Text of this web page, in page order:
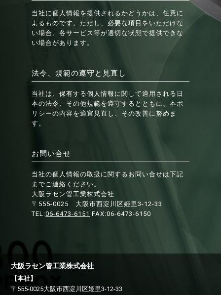
当社に個人情報を提供されるかどうかは、任意に
よるものです。ただし、必要な項目をいただけな
い場合、各サービス等が適切な状態で提供できな
い場合があります。
法令、規範の遵守と見直し
当社は、保有する個人情報に関して適用される日
本の法令、その他規範を遵守するとともに、本ポ
リシーの内容を適宜見直し、その改善に努めま
す。
お問い合せ
当社の個人情報の取扱に関するお問い合せは下記
までご連絡ください。
大阪ラセン管工業株式会社
〒555-0025 大阪市西淀川区姫里3-12-33
TEL:06-6473-6151 FAX:06-6473-6150
大阪ラセン管工業株式会社
【本社】
〒555-0025大阪市西淀川区姫里3-12-33